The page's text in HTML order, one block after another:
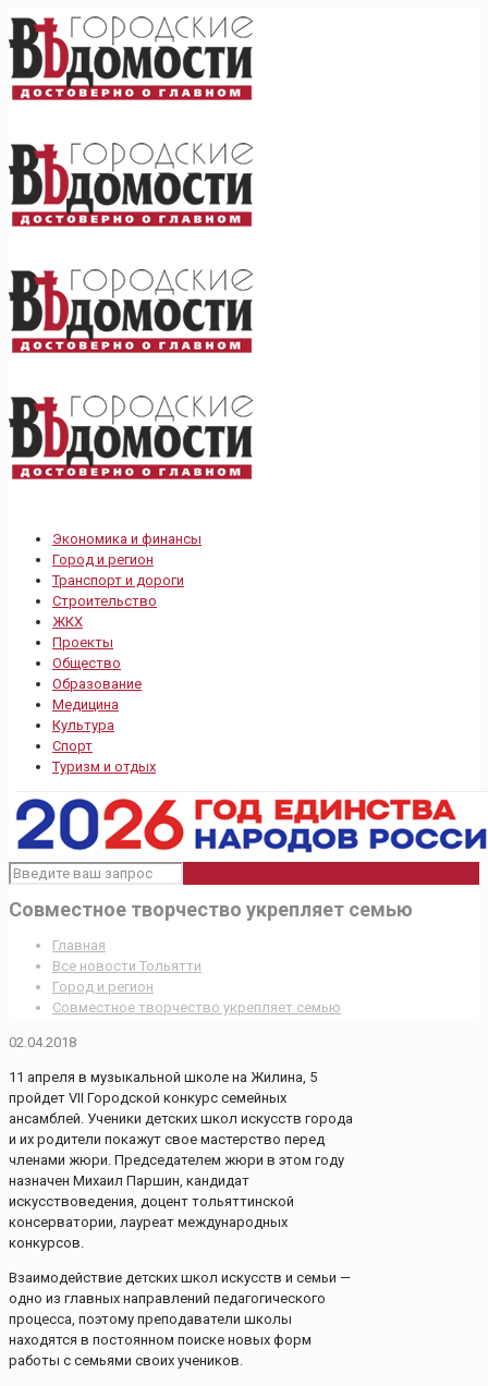
Экономика и финансы
Город и регион
Транспорт и дороги
Строительство
ЖКХ
Проекты
Общество
Образование
Медицина
Культура
Спорт
Туризм и отдых
Совместное творчество укрепляет семью
Главная
Все новости Тольятти
Город и регион
Совместное творчество укрепляет семью
02.04.2018
11 апреля в музыкальной школе на Жилина, 5
пройдет VII Городской конкурс семейных
ансамблей. Ученики детских школ искусств города
и их родители покажут свое мастерство перед
членами жюри. Председателем жюри в этом году
назначен Михаил Паршин, кандидат
искусствоведения, доцент тольяттинской
консерватории, лауреат международных
конкурсов.
Взаимодействие детских школ искусств и семьи —
одно из главных направлений педагогического
процесса, поэтому преподаватели школы
находятся в постоянном поиске новых форм
работы с семьями своих учеников.